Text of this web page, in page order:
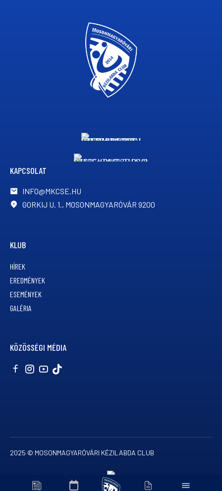
KAPCSOLAT
INFO@MKCSE.HU
GORKIJ U. 1., MOSONMAGYARÓVÁR 9200
KLUB
HÍREK
EREDMÉNYEK
ESEMÉNYEK
GALÉRIA
KÖZÖSSÉGI MÉDIA
2025 © MOSONMAGYARÓVÁRI KÉZILABDA CLUB